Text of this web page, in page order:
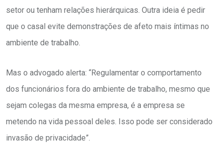
setor ou tenham relações hierárquicas. Outra ideia é pedir
que o casal evite demonstrações de afeto mais íntimas no
ambiente de trabalho.
Mas o advogado alerta: “Regulamentar o comportamento
dos funcionários fora do ambiente de trabalho, mesmo que
sejam colegas da mesma empresa, é a empresa se
metendo na vida pessoal deles. Isso pode ser considerado
invasão de privacidade”.